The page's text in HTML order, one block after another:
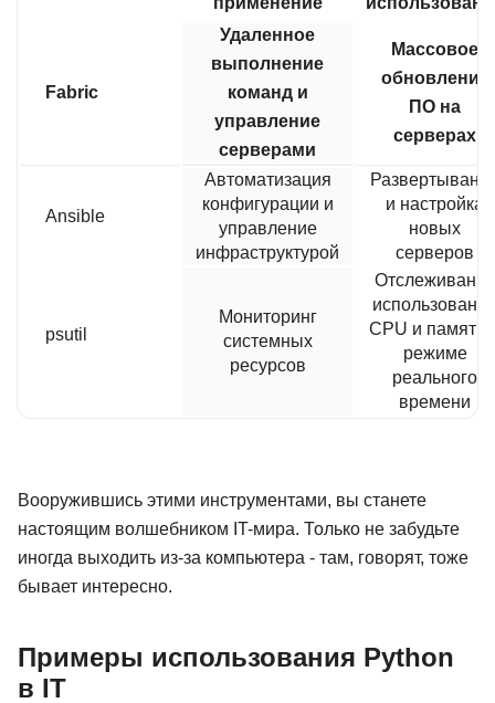
Fabric
Удаленное
выполнение
команд и
управление
серверами
Массовое
обновление
ПО на
серверах
Ansible
Автоматизация
конфигурации и
управление
инфраструктурой
и настройка
новых
серверов
psutil
Мониторинг
системных
ресурсов
Отслеживание
CPU и памяти
режиме
реального
времени
Вооружившись этими инструментами, вы станете
настоящим волшебником IT-мира. Только не забудьте
иногда выходить из-за компьютера - там, говорят, тоже
бывает интересно.
Примеры использования Python
в IT